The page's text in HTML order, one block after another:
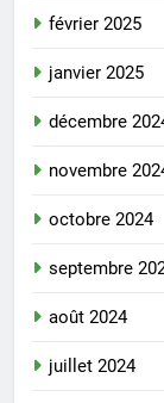
février 2025
janvier 2025
décembre
novembre
octobre 2024
septembre
août 2024
juillet 2024